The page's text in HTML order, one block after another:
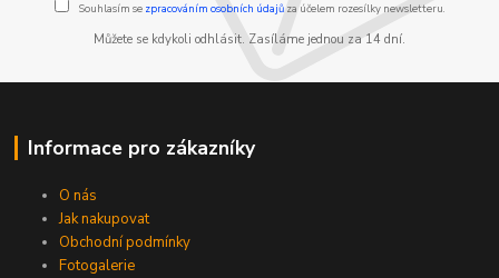
Souhlasím se zpracováním osobních údajůza účelem rozesílky newsletteru.
Můžete se kdykoli odhlásit. Zasíláme jednou za 14 dní.
Informace pro zákazníky
O nás
Jak nakupovat
Obchodní podmínky
Fotogalerie